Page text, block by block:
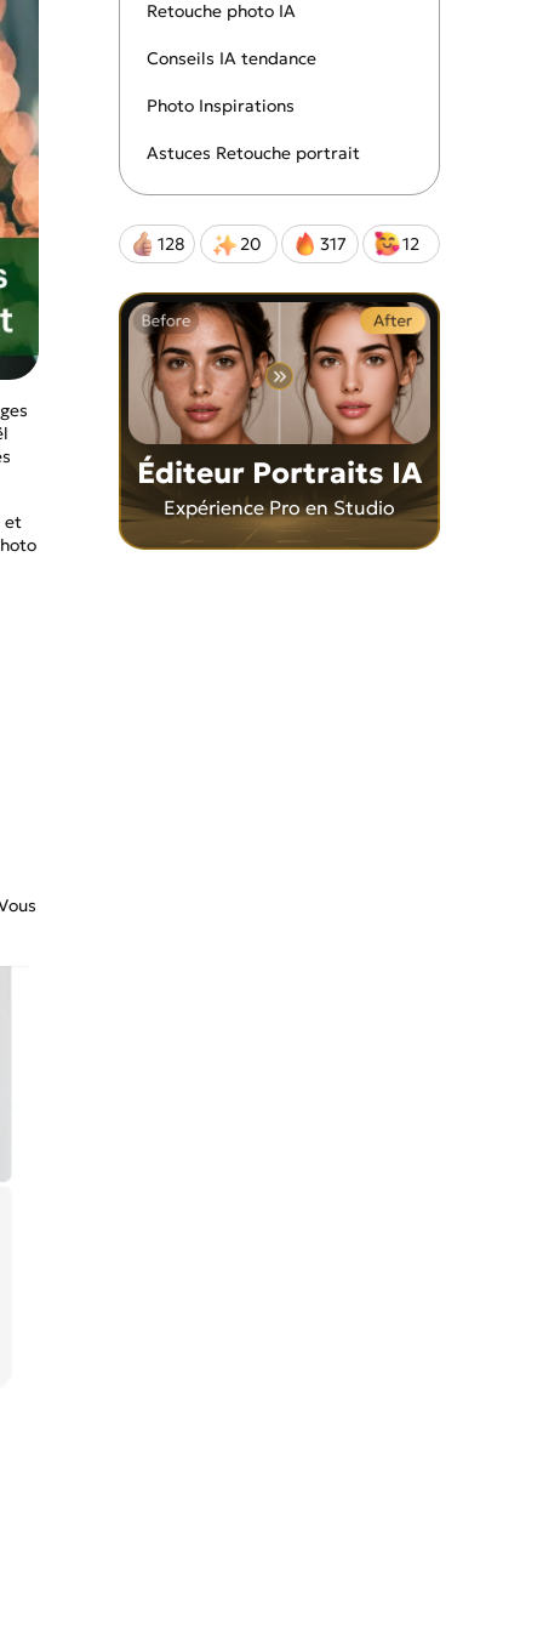
et photos de
incroyable!
et
Retouche photo IA
Conseils IA tendance
Photo Inspirations
Astuces Retouche portrait
128 20 317 12
Éditeur Portraits IA
Expérience Pro en Studio